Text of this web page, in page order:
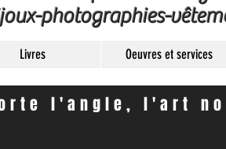
photographies-
Livres Oeuvres et services
l'angle, l'art